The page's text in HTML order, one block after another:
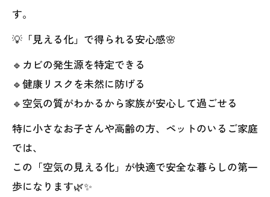
す。
💡「見える化」で得られる安心感🌸
🔹カビの発生源を特定できる
🔹健康リスクを未然に防げる
🔹空気の質がわかるから家族が安心して過ごせる
特に小さなお子さんや高齢の方、ペットのいるご家庭
では、
この「空気の見える化」が快適で安全な暮らしの第一
歩になります🌿✨